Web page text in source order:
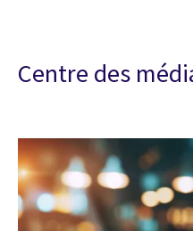
Centre des